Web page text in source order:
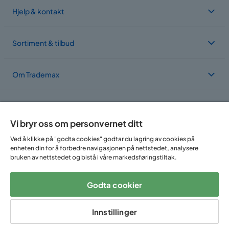
Hjelp & kontakt
Sortiment & tilbud
Om Trademax
Følg oss på:
Vi bryr oss om personvernet ditt
Ved å klikke på "godta cookies" godtar du lagring av cookies på
enheten din for å forbedre navigasjonen på nettstedet, analysere
bruken av nettstedet og bistå i våre markedsføringstiltak.
Godta cookier
Innstillinger